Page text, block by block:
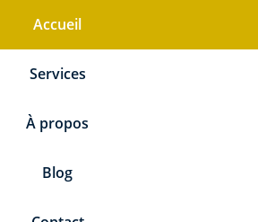
Accueil
Services
À propos
Blog